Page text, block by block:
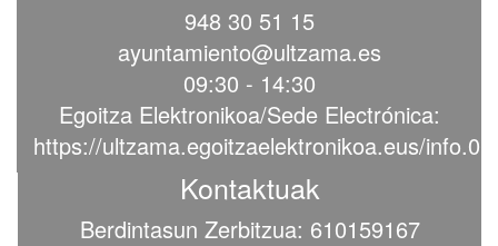
948 30 51 15
ayuntamiento@ultzama.es
09:30 - 14:30
Egoitza Elektronikoa/Sede Electrónica:
https://ultzama.egoitzaelektronikoa.eus/info.0
Kontaktuak
Berdintasun Zerbitzua: 610159167